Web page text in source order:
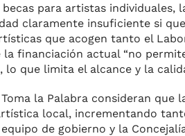
becas para artistas
claramente insuficiente si
que acogen tanto el
la financiación actual “no
lo que limita el alcance y la
la Palabra consideran
local, incrementando
equipo de gobierno y la